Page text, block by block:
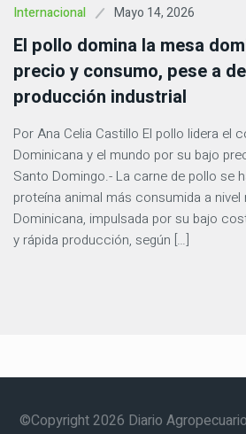
Internacional Mayo 14, 2026
El pollo domina la mesa
precio y consumo, pese a
producción industrial
Por Ana Celia Castillo El pollo lidera el
Dominicana y el mundo por su bajo
Santo Domingo.- La carne de pollo se
proteína animal más consumida a nivel
Dominicana, impulsada por su bajo
y rápida producción, según […]
©Copyright 2026 Diario